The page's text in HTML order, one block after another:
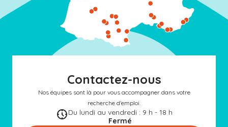
Contactez-nous
Nos équipes sont là pour vous accompagner dans votre
recherche d'emploi.
Du lundi au vendredi : 9 h - 18 h
Fermé